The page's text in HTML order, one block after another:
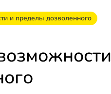
и пределы дозволенного